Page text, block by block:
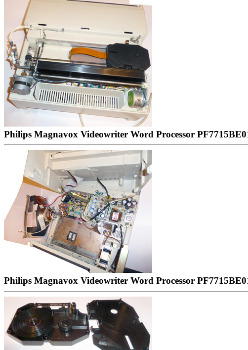
Philips Magnavox Videowriter Word Processor
Philips Magnavox Videowriter Word Processor